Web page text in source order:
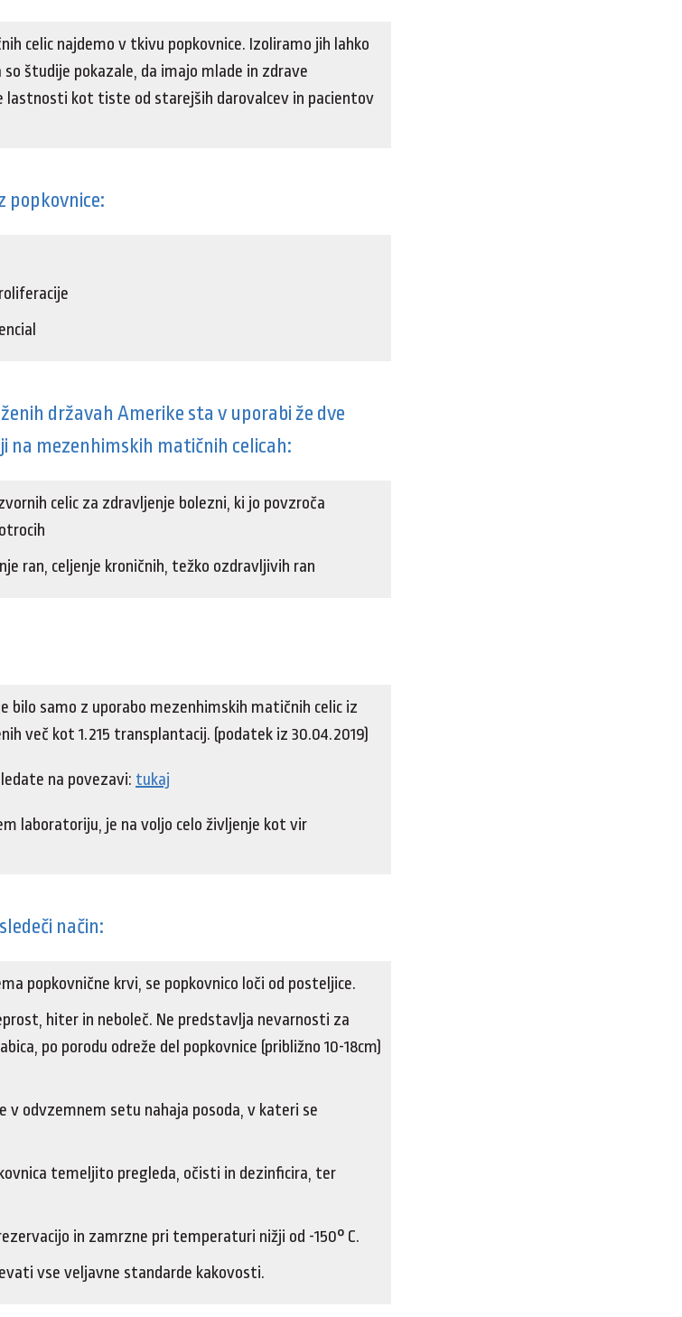
celic najdemo v tkivu popkovnice. Izoliramo jih lahko
študije pokazale, da imajo mlade in zdrave
lastnosti kot tiste od starejših darovalcev in pacientov
popkovnice:
državah Amerike sta v uporabi že dve
na mezenhimskih matičnih celicah:
celic za zdravljenje bolezni, ki jo povzroča
ran, celjenje kroničnih, težko ozdravljivih ran
bilo samo z uporabo mezenhimskih matičnih celic iz
več kot 1.215 transplantacij. (podatek iz 30.04.2019)
na povezavi: tukaj
laboratoriju, je na voljo celo življenje kot vir
način:
popkovnične krvi, se popkovnico loči od posteljice.
hiter in neboleč. Ne predstavlja nevarnosti za
po porodu odreže del popkovnice (približno 10-18cm)
v odvzemnem setu nahaja posoda, v kateri se
temeljito pregleda, očisti in dezinficira, ter
in zamrzne pri temperaturi nižji od -150° C.
vse veljavne standarde kakovosti.